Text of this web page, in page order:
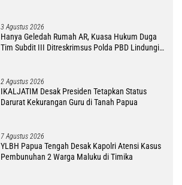
3 Agustus 2026
Hanya Geledah Rumah AR, Kuasa Hukum Duga
Tim Subdit III Ditreskrimsus Polda PBD Lindungi
2 Agustus 2026
IKALJATIM Desak Presiden Tetapkan Status
Darurat Kekurangan Guru di Tanah Papua
7 Agustus 2026
YLBH Papua Tengah Desak Kapolri Atensi Kasus
Pembunuhan 2 Warga Maluku di Timika